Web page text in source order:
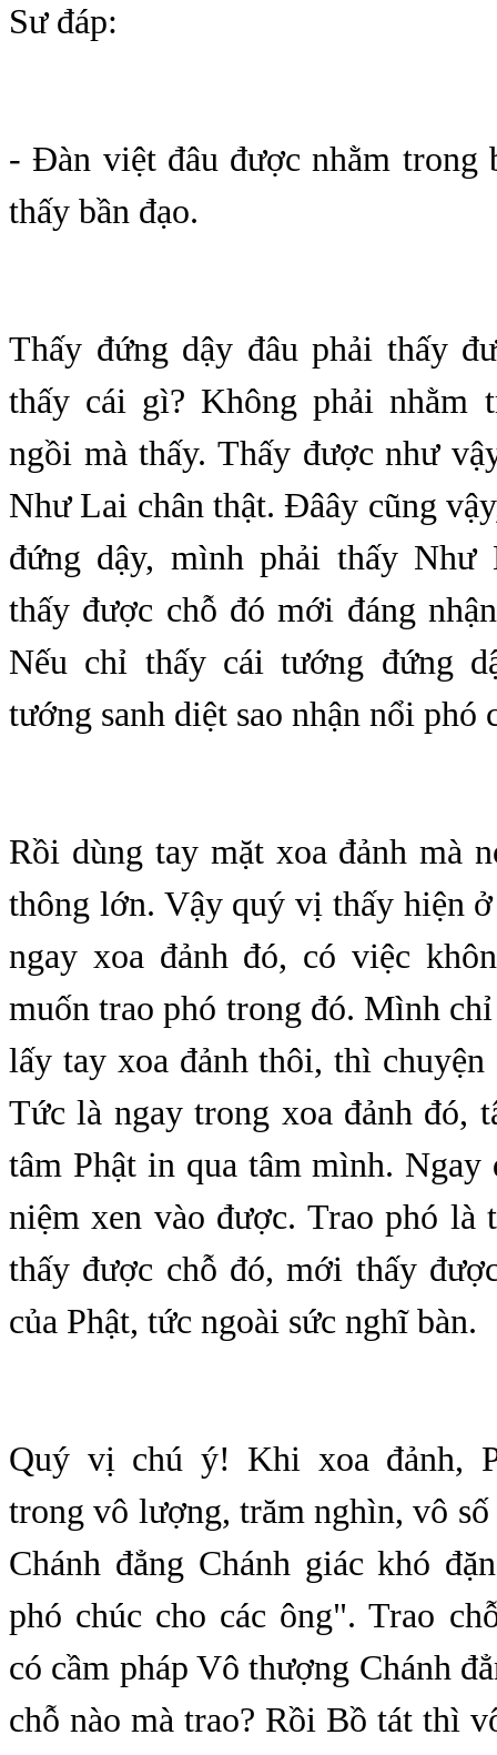
Sư đáp:
- Đàn việt đâu được nhằm trong
thấy bần đạo.
Thấy đứng dậy đâu phải thấy
thấy cái gì? Không phải nhằm
ngồi mà thấy. Thấy được như
Như Lai chân thật. Đâây cũng
đứng dậy, mình phải thấy
thấy được chỗ đó mới đáng
Nếu chỉ thấy cái tướng đứng
tướng sanh diệt sao nhận nổi phó
Rồi dùng tay mặt xoa đảnh mà
thông lớn. Vậy quý vị thấy hiện
ngay xoa đảnh đó, có việc
muốn trao phó trong đó. Mình
lấy tay xoa đảnh thôi, thì
Tức là ngay trong xoa đảnh đó,
tâm Phật in qua tâm mình. Ngay
niệm xen vào được. Trao phó là
thấy được chỗ đó, mới thấy
của Phật, tức ngoài sức nghĩ bàn.
Quý vị chú ý! Khi xoa đảnh,
trong vô lượng, trăm nghìn, vô
Chánh đẳng Chánh giác khó
phó chúc cho các ông". Trao
có cầm pháp Vô thượng Chánh
chỗ nào mà trao? Rồi Bồ tát thì